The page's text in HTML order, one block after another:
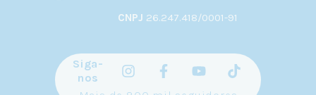
CNPJ 26.247.418/0001-91
Siga-
nos